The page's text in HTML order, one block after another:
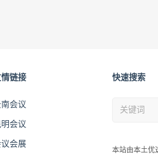
情链接
会议
明会议
会展
快速搜索
本站由本土优